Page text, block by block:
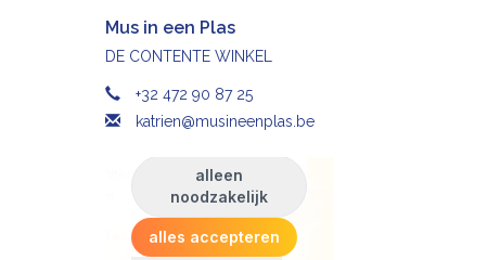
Mus in een Plas
DE CONTENTE WINKEL
+32 472 90 87 25
katrien@musineenplas.be